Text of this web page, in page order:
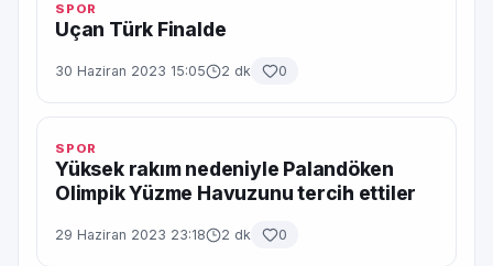
SPOR
Uçan Türk Finalde
30 Haziran 2023 15:05 2 dk 0
SPOR
Yüksek rakım nedeniyle Palandöken
Olimpik Yüzme Havuzunu tercih ettiler
29 Haziran 2023 23:18 2 dk 0